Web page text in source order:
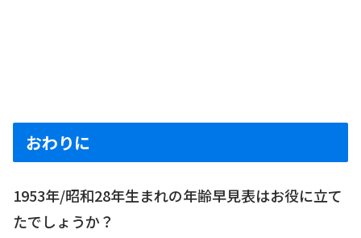
おわりに
1953年/昭和28年生まれの年齢早見表はお役に立て
たでしょうか？